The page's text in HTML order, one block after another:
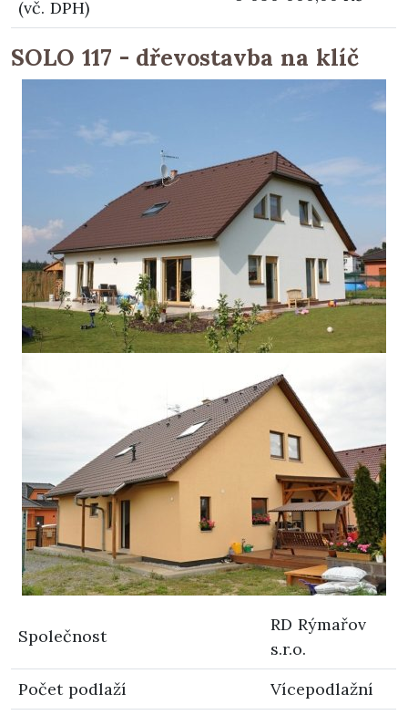
(vč. DPH)
SOLO 117 - dřevostavba na klíč
Společnost
RD Rýmařov
s.r.o.
Počet podlaží
Vícepodlažní